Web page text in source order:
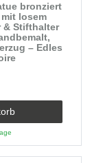
bronziert
losem
& Stifthalter
– Edles